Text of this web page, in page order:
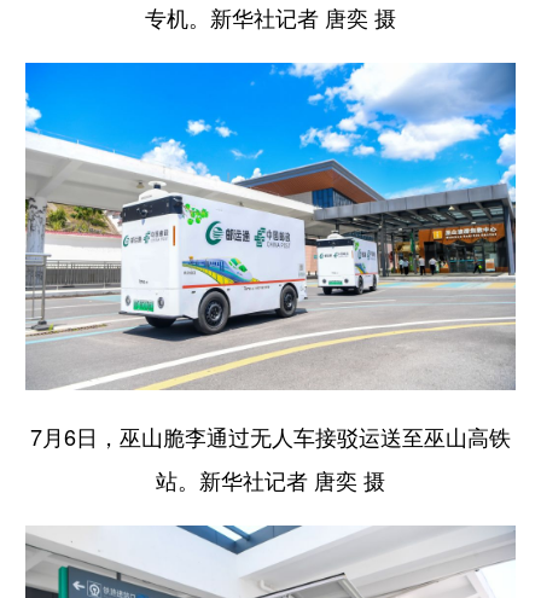
专机。新华社记者 唐奕 摄
7月6日，巫山脆李通过无人车接驳运送至巫山高铁
站。新华社记者 唐奕 摄